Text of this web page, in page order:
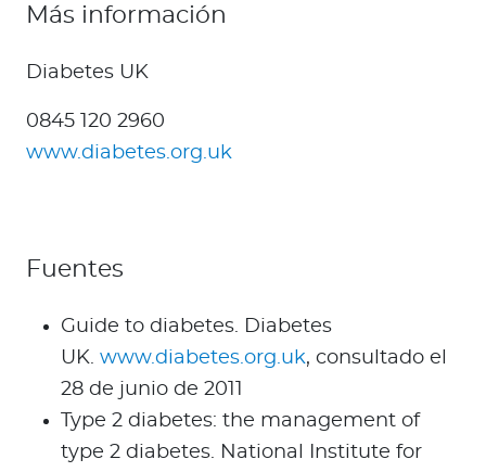
Más información
Diabetes UK
0845 120 2960
www.diabetes.org.uk
Fuentes
Guide to diabetes. Diabetes
UK. www.diabetes.org.uk, consultado el
28 de junio de 2011
Type 2 diabetes: the management of
type 2 diabetes. National Institute for